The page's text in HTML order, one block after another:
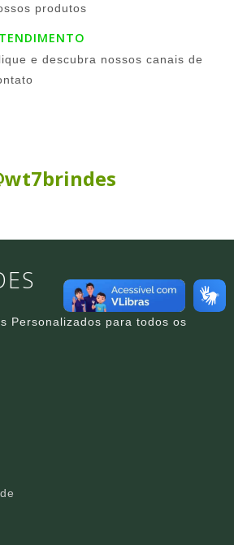
produtos
e descubra nossos canais de
Personalizados para todos os